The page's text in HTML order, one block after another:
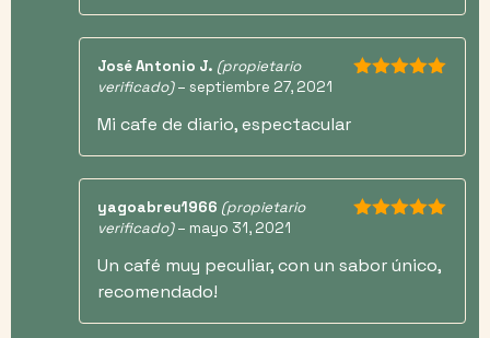
José Antonio J. (propietario
verificado) – septiembre 27, 2021
Mi cafe de diario, espectacular
yagoabreu1966 (propietario
verificado) – mayo 31, 2021
Un café muy peculiar, con un sabor único,
recomendado!